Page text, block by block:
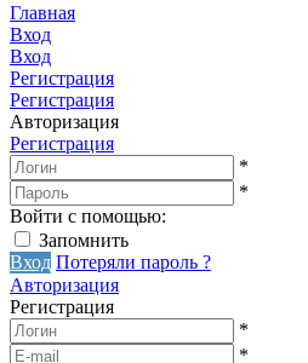
Главная
Вход
Вход
Регистрация
Регистрация
Авторизация
Регистрация
*
*
Войти с помощью:
Запомнить
Вход Потеряли пароль ?
Авторизация
Регистрация
*
*